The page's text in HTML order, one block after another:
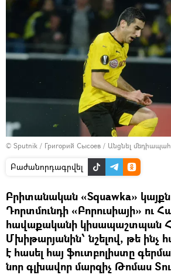
© Sputnik / Григорий Сысоев / Անցնել
Բաժանորդագրվել
Բրիտանական «Squawka»
Դորտմունդի «Բորուսիայի» ու
հավաքականի կիսապաշտպան
Մխիթարյանին՝ նշելով, թե ինչ
է հասել հայ ֆուտբոլիստը
նոր գլխավոր մարզիչ Թոմաս